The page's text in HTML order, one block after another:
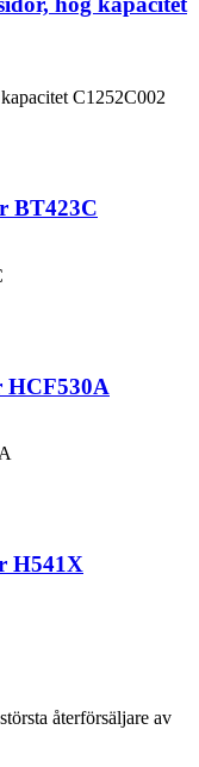
C1252C002
BT423C
HCF530A
H541X
återförsäljare av